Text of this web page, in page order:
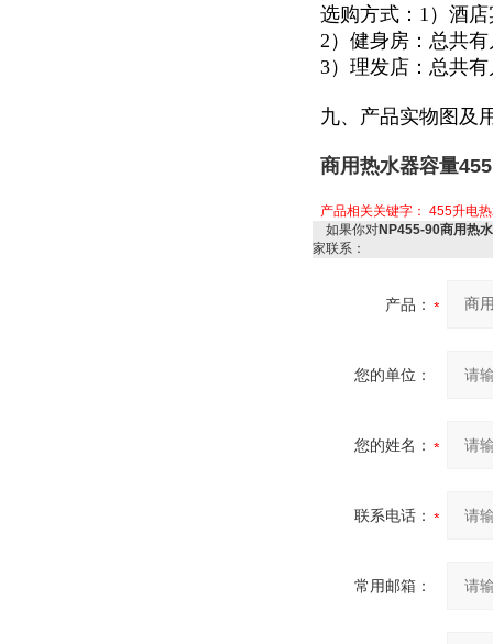
选购方式：1）酒
2）健身房：总共
3）理发店：总共
九、产品实物图及
商用热水器容量
产品相关关键字： 455升电
如果你对NP455-90商用热
家联系：
产品：
您的单位：
您的姓名：
联系电话：
常用邮箱：